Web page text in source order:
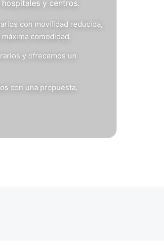
y centros.
con movilidad reducida,
comodidad.
y ofrecemos un
con una propuesta.